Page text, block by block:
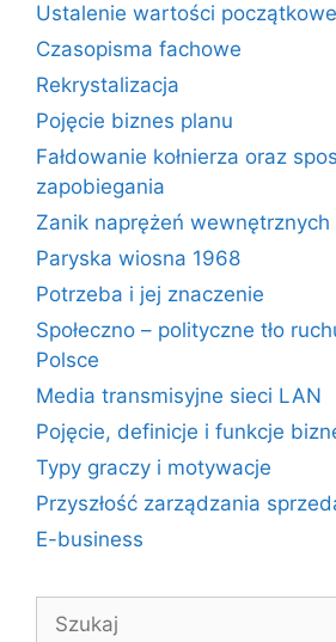
Ustalenie wartości
Czasopisma fachowe
Rekrystalizacja
Pojęcie biznes planu
Fałdowanie kołnierza oraz
zapobiegania
Zanik naprężeń wewnętrznych
Paryska wiosna 1968
Potrzeba i jej znaczenie
Społeczno – polityczne tło
Polsce
Media transmisyjne sieci LAN
Pojęcie, definicje i funkcje
Typy graczy i motywacje
Przyszłość zarządzania
E-business
Szukaj